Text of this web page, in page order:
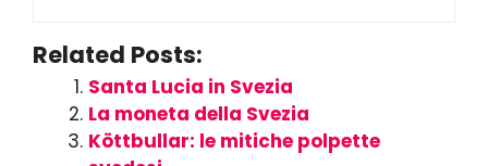
Related Posts:
Santa Lucia in Svezia
La moneta della Svezia
Köttbullar: le mitiche polpette